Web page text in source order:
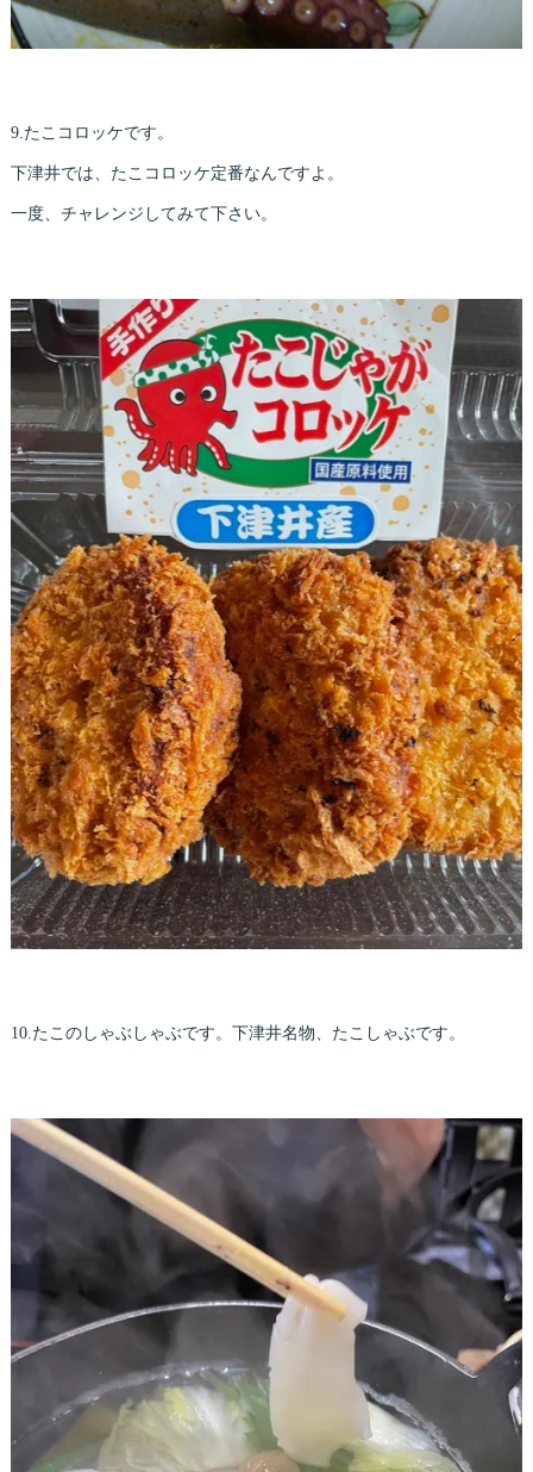
9.たこコロッケです。
下津井では、たこコロッケ定番なんですよ。
一度、チャレンジしてみて下さい。
10.たこのしゃぶしゃぶです。下津井名物、たこしゃぶです。